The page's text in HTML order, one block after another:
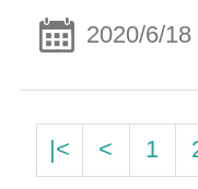
2020/6/18
|< < 1